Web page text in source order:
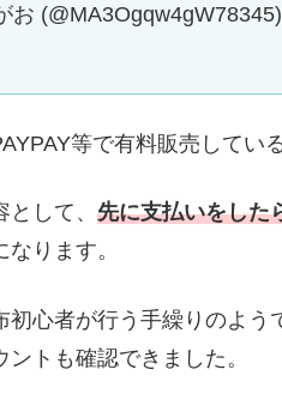
お
等で有料販売してい
して、 先に支払いをした
なります。
初心者が行う手繰りのよう
ントも確認できました。